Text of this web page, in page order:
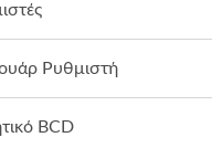
Ρυθμιστή
BCD